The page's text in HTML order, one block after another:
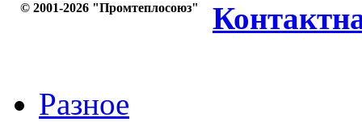
© 2001-2026 "Промтеплосоюз"
Разное